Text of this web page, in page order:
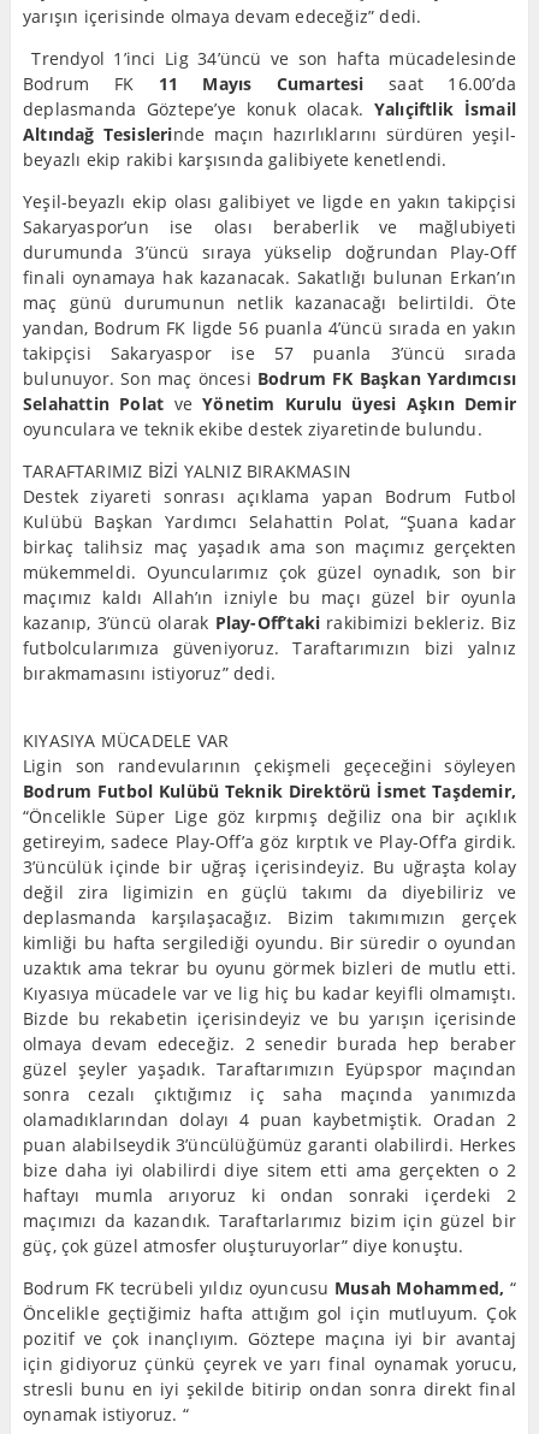
yarışın içerisinde olmaya devam edeceğiz” dedi.
Trendyol 1’inci Lig 34’üncü ve son hafta mücadelesinde
Bodrum FK 11 Mayıs Cumartesi saat 16.00’da
deplasmanda Göztepe’ye konuk olacak. Yalıçiftlik İsmail
Altındağ Tesislerinde maçın hazırlıklarını sürdüren yeşil-
beyazlı ekip rakibi karşısında galibiyete kenetlendi.
Yeşil-beyazlı ekip olası galibiyet ve ligde en yakın takipçisi
Sakaryaspor’un ise olası beraberlik ve mağlubiyeti
durumunda 3’üncü sıraya yükselip doğrundan Play-Off
finali oynamaya hak kazanacak. Sakatlığı bulunan Erkan’ın
maç günü durumunun netlik kazanacağı belirtildi. Öte
yandan, Bodrum FK ligde 56 puanla 4’üncü sırada en yakın
takipçisi Sakaryaspor ise 57 puanla 3’üncü sırada
bulunuyor. Son maç öncesi Bodrum FK Başkan Yardımcısı
Selahattin Polat veYönetim Kurulu üyesi Aşkın Demir
oyunculara ve teknik ekibe destek ziyaretinde bulundu.
TARAFTARIMIZ BİZİ YALNIZ BIRAKMASIN
Destek ziyareti sonrası açıklama yapan Bodrum Futbol
Kulübü Başkan Yardımcı Selahattin Polat, “Şuana kadar
birkaç talihsiz maç yaşadık ama son maçımız gerçekten
mükemmeldi. Oyuncularımız çok güzel oynadık, son bir
maçımız kaldı Allah’ın izniyle bu maçı güzel bir oyunla
kazanıp, 3’üncü olarak Play-Off’taki rakibimizi bekleriz. Biz
futbolcularımıza güveniyoruz. Taraftarımızın bizi yalnız
bırakmamasını istiyoruz” dedi.
KIYASIYA MÜCADELE VAR
Ligin son randevularının çekişmeli geçeceğini söyleyen
Bodrum Futbol Kulübü Teknik Direktörü İsmet Taşdemir,
“Öncelikle Süper Lige göz kırpmış değiliz ona bir açıklık
getireyim, sadece Play-Off’a göz kırptık ve Play-Off’a girdik.
3’üncülük içinde bir uğraş içerisindeyiz. Bu uğraşta kolay
değil zira ligimizin en güçlü takımı da diyebiliriz ve
deplasmanda karşılaşacağız. Bizim takımımızın gerçek
kimliği bu hafta sergilediği oyundu. Bir süredir o oyundan
uzaktık ama tekrar bu oyunu görmek bizleri de mutlu etti.
Kıyasıya mücadele var ve lig hiç bu kadar keyifli olmamıştı.
Bizde bu rekabetin içerisindeyiz ve bu yarışın içerisinde
olmaya devam edeceğiz. 2 senedir burada hep beraber
güzel şeyler yaşadık. Taraftarımızın Eyüpspor maçından
sonra cezalı çıktığımız iç saha maçında yanımızda
olamadıklarından dolayı 4 puan kaybetmiştik. Oradan 2
puan alabilseydik 3’üncülüğümüz garanti olabilirdi. Herkes
bize daha iyi olabilirdi diye sitem etti ama gerçekten o 2
haftayı mumla arıyoruz ki ondan sonraki içerdeki 2
maçımızı da kazandık. Taraftarlarımız bizim için güzel bir
güç, çok güzel atmosfer oluşturuyorlar” diye konuştu.
Bodrum FK tecrübeli yıldız oyuncusu Musah Mohammed, “
Öncelikle geçtiğimiz hafta attığım gol için mutluyum. Çok
pozitif ve çok inançlıyım. Göztepe maçına iyi bir avantaj
için gidiyoruz çünkü çeyrek ve yarı final oynamak yorucu,
stresli bunu en iyi şekilde bitirip ondan sonra direkt final
oynamak istiyoruz. “